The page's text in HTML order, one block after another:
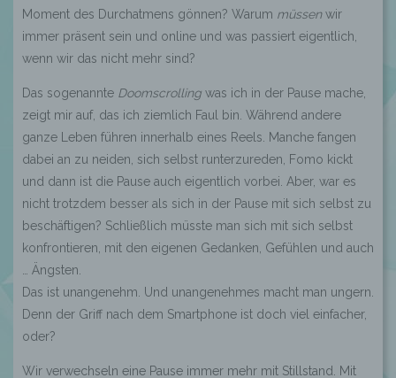
Moment des Durchatmens gönnen? Warum müssenwir
immer präsent sein und online und was passiert eigentlich,
wenn wir das nicht mehr sind?
Das sogenannte Doomscrolling was ich in der Pause mache,
zeigt mir auf, das ich ziemlich Faul bin. Während andere
ganze Leben führen innerhalb eines Reels. Manche fangen
dabei an zu neiden, sich selbst runterzureden, Fomo kickt
und dann ist die Pause auch eigentlich vorbei. Aber, war es
nicht trotzdem besser als sich in der Pause mit sich selbst zu
beschäftigen? Schließlich müsste man sich mit sich selbst
konfrontieren, mit den eigenen Gedanken, Gefühlen und auch
… Ängsten.
Das ist unangenehm. Und unangenehmes macht man ungern.
Denn der Griff nach dem Smartphone ist doch viel einfacher,
oder?
Wir verwechseln eine Pause immer mehr mit Stillstand. Mit